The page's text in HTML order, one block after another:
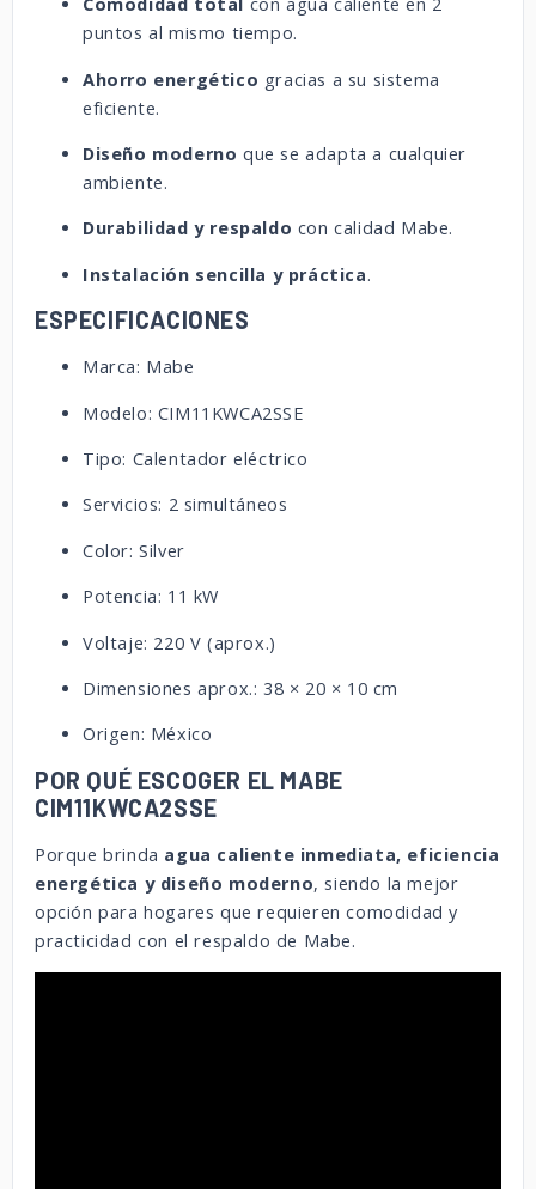
puntos al mismo tiempo.
Ahorro energético gracias a su sistema
eficiente.
Diseño moderno que se adapta a cualquier
ambiente.
Durabilidad y respaldo con calidad Mabe.
Instalación sencilla y práctica.
ESPECIFICACIONES
Marca: Mabe
Modelo: CIM11KWCA2SSE
Tipo: Calentador eléctrico
Servicios: 2 simultáneos
Color: Silver
Potencia: 11 kW
Voltaje: 220 V (aprox.)
Dimensiones aprox.: 38 × 20 × 10 cm
Origen: México
POR QUÉ ESCOGER EL MABE
CIM11KWCA2SSE
Porque brinda agua caliente inmediata, eficiencia
energética y diseño moderno, siendo la mejor
opción para hogares que requieren comodidad y
practicidad con el respaldo de Mabe.